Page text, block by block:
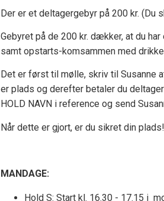
Der er et deltagergebyr på 200 kr.
Gebyret på de 200 kr. dækker, at du
samt opstarts-komsammen med
Det er først til mølle, skriv til Susanne
er plads og derefter betaler du
HOLD NAVN i reference og send
Når dette er gjort, er du sikret din plads!
MANDAGE:
Hold S: Start kl. 16.30 - 17.15 i